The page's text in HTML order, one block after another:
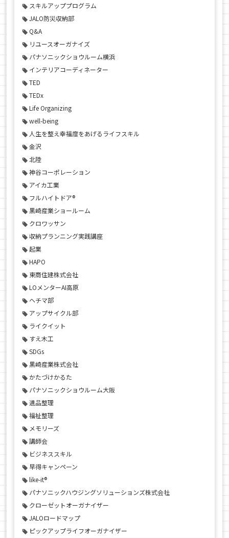
スキルアッププログラム
JALO防災収納部
Q&A
リユースオーガナイズ
パナソニックショウルーム横浜
インテリアコーディネーター
TED
TEDx
Life Organizing
well-being
人生を整え幸福度をあげるライフスキル
金沢
北陸
神谷コーポレーション
アイカ工業
フルハイトドア®
黒崎産業ショールーム
クロワッサン
収納プランニング実践講座
起業
HAPO
東商住建株式会社
LOメンターAI高原
ヘチマ部
アップサイクル部
ライクイット
すえ木工
SDGs
黒崎産業株式会社
かたづけかるた
パナソニックショウルーム大阪
遺品整理
福祉整理
メモリーズ
講師会
ビジネススキル
早得キャンペーン
like-it®
パナソニックハウジングソリューションズ株式会社
クローゼットオーガナイザー
JALOロードマップ
ピックアップライフオーガナイザー